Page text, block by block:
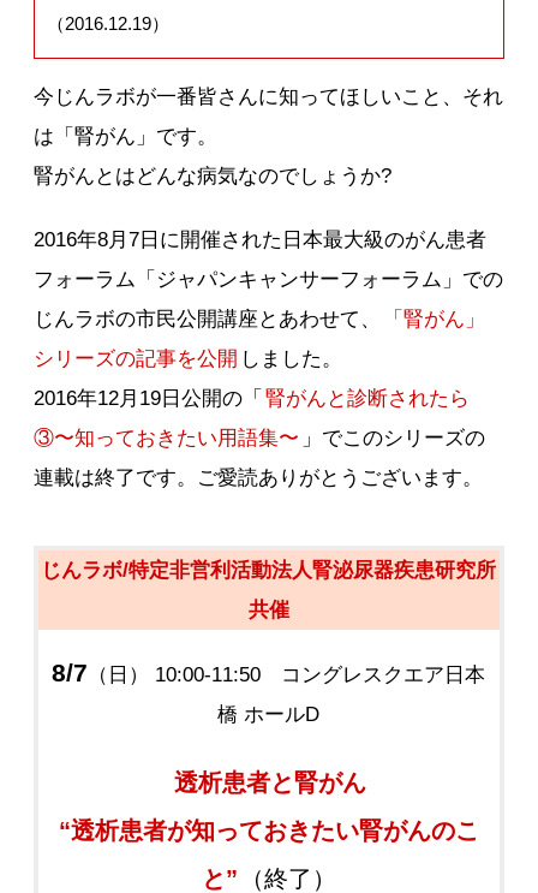
（2016.12.19）
今じんラボが一番皆さんに知ってほしいこと、それ
は「腎がん」です。
腎がんとはどんな病気なのでしょうか?
2016年8月7日に開催された日本最大級のがん患者
フォーラム「ジャパンキャンサーフォーラム」での
じんラボの市民公開講座とあわせて、
「腎がん」
シリーズの記事を公開 しました。
2016年12月19日公開の「 腎がんと診断されたら
③〜知っておきたい用語集〜 」でこのシリーズの
連載は終了です。ご愛読ありがとうございます。
じんラボ/特定非営利活動法人腎泌尿器疾患研究所
共催
8/7 （日） 10:00-11:50 コングレスクエア日本
橋 ホールD
透析患者と腎がん
“透析患者が知っておきたい腎がんのこ
と”
（終了）